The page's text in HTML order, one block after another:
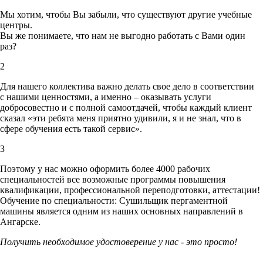
Мы хотим, чтобы Вы забыли, что существуют другие учебные
центры.
Вы же понимаете, что нам не выгодно работать с Вами один
раз?
2
Для нашего коллектива важно делать свое дело в соответствии
с нашими ценностями, а именно – оказывать услуги
добросовестно и с полной самоотдачей, чтобы каждый клиент
сказал «эти ребята меня приятно удивили, я и не знал, что в
сфере обучения есть такой сервис».
3
Поэтому у нас можно оформить более 4000 рабочих
специальностей все возможные программы повышения
квалификации, профессиональной переподготовки, аттестации!
Обучение по специальности: Сушильщик пергаментной
машины является одним из наших основных направлений в
Ангарске.
Получить необходимое удостоверение у нас - это просто!